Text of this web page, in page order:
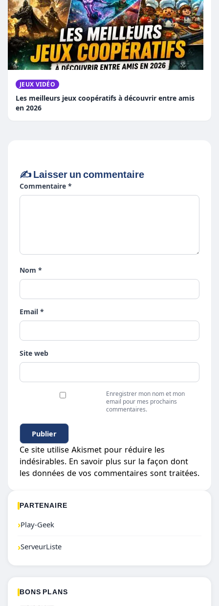
JEUX VIDÉO
Les meilleurs jeux coopératifs à découvrir entre amis
en 2026
✍️ Laisser un commentaire
Commentaire *
Nom *
Email *
Site web
Enregistrer mon nom et mon
email pour mes prochains
commentaires.
Ce site utilise Akismet pour réduire les
indésirables. En savoir plus sur la façon dont
les données de vos commentaires sont traitées.
PARTENAIRE
›Play-Geek
›ServeurListe
BONS PLANS